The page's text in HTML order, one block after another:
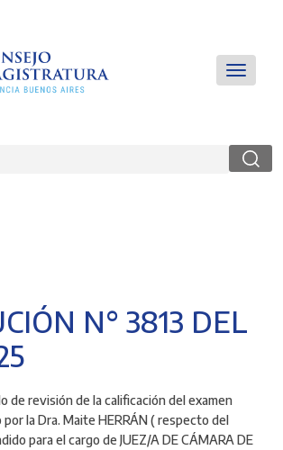
MainToggle
N° 3813 DEL
de revisiónde la calificación del examen
por laDra. Maite HERRÁN (respecto del
para el cargo de JUEZ/A DE CÁMARA DE